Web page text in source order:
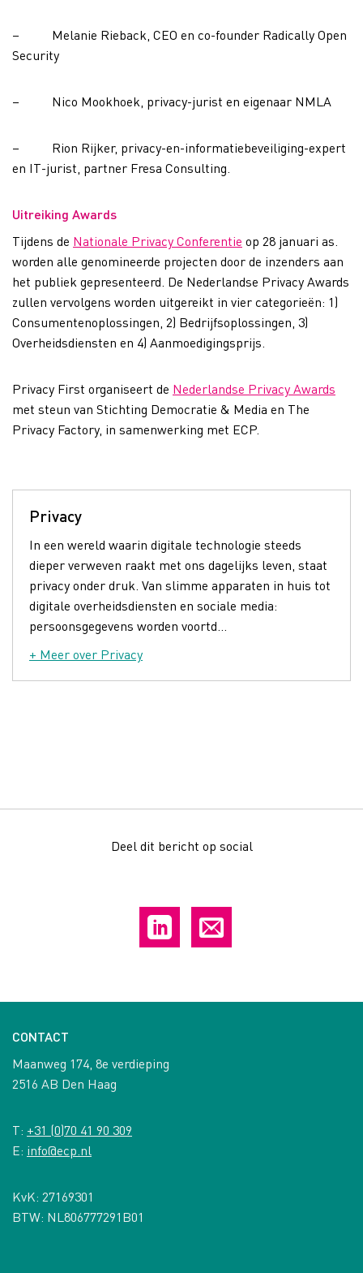
– Melanie Rieback, CEO en co-founder Radically Open
Security
– Nico Mookhoek, privacy-jurist en eigenaar NMLA
– Rion Rijker, privacy-en-informatiebeveiliging-expert
en IT-jurist, partner Fresa Consulting.
Uitreiking Awards
Tijdens de Nationale Privacy Conferentie op 28 januari as.
worden alle genomineerde projecten door de inzenders aan
het publiek gepresenteerd. De Nederlandse Privacy Awards
zullen vervolgens worden uitgereikt in vier categorieën: 1)
Consumentenoplossingen, 2) Bedrijfsoplossingen, 3)
Overheidsdiensten en 4) Aanmoedigingsprijs.
Privacy First organiseert de Nederlandse Privacy Awards
met steun van Stichting Democratie & Media en The
Privacy Factory, in samenwerking met ECP.
Privacy
In een wereld waarin digitale technologie steeds
dieper verweven raakt met ons dagelijks leven, staat
privacy onder druk. Van slimme apparaten in huis tot
digitale overheidsdiensten en sociale media:
persoonsgegevens worden voortd...
+ Meer over Privacy
Deel dit bericht op social
CONTACT
Maanweg 174, 8e verdieping
2516 AB Den Haag
T: +31 (0)70 41 90 309
E: info@ecp.nl
KvK: 27169301
BTW: NL806777291B01